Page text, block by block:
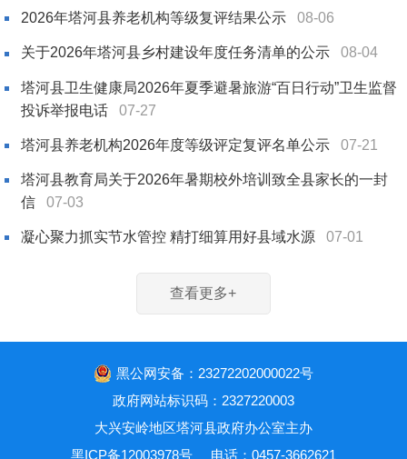
2026年塔河县养老机构等级复评结果公示 08-06
关于2026年塔河县乡村建设年度任务清单的公示 08-04
塔河县卫生健康局2026年夏季避暑旅游“百日行动”卫生监督
投诉举报电话
07-27
塔河县养老机构2026年度等级评定复评名单公示 07-21
塔河县教育局关于2026年暑期校外培训致全县家长的一封
信
07-03
凝心聚力抓实节水管控 精打细算用好县域水源 07-01
查看更多+
黑公网安备：23272202000022号
政府网站标识码：2327220003
大兴安岭地区塔河县政府办公室主办
黑ICP备12003978号
电话：0457-3662621